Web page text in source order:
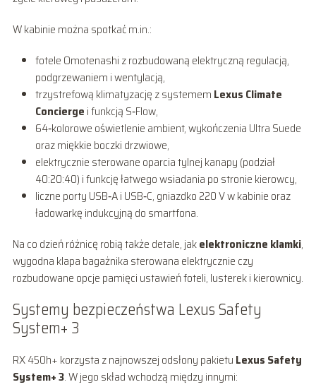
W kabinie można spotkać m.in.:
fotele Omotenashi z rozbudowaną elektryczną regulacją,
podgrzewaniem i wentylacją,
trzystrefową klimatyzację z systemem Lexus Climate
Concierge i funkcją S‑Flow,
64‑kolorowe oświetlenie ambient, wykończenia Ultra Suede
oraz miękkie boczki drzwiowe,
elektrycznie sterowane oparcia tylnej kanapy (podział
40:20:40) i funkcję łatwego wsiadania po stronie kierowcy,
liczne porty USB‑A i USB‑C, gniazdko 220 V w kabinie oraz
ładowarkę indukcyjną do smartfona.
Na co dzień różnicę robią także detale, jakelektroniczne klamki,
wygodna klapa bagażnika sterowana elektrycznie czy
rozbudowane opcje pamięci ustawień foteli, lusterek i kierownicy.
Systemy bezpieczeństwa Lexus Safety
System+ 3
RX 450h+ korzysta z najnowszej odsłony pakietu Lexus Safety
System+ 3. W jego skład wchodzą między innymi: